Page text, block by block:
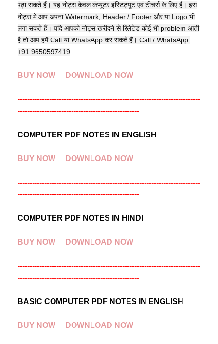
पढ़ा सकते हैं। यह नोट्स केवल कंप्यूटर इंस्टिट्यूट एवं टीचर्स के लिए हैं। इस
नोट्स में आप अपना Watermark, Header / Footer और या Logo भी
लगा सकते हैं। यदि आपको नोट्स खरीदने से रिलेटेड कोई भी problem आती
है तो आप हमें Call या WhatsApp कर सकते हैं। Call / WhatsApp:
+91 9650597419
BUY NOW DOWNLOAD NOW
---------------------------------------------------------------------------
--------------------------------------------------
COMPUTER PDF NOTES IN ENGLISH
BUY NOW DOWNLOAD NOW
---------------------------------------------------------------------------
--------------------------------------------------
COMPUTER PDF NOTES IN HINDI
BUY NOW DOWNLOAD NOW
---------------------------------------------------------------------------
--------------------------------------------------
BASIC COMPUTER PDF NOTES IN ENGLISH
BUY NOW DOWNLOAD NOW